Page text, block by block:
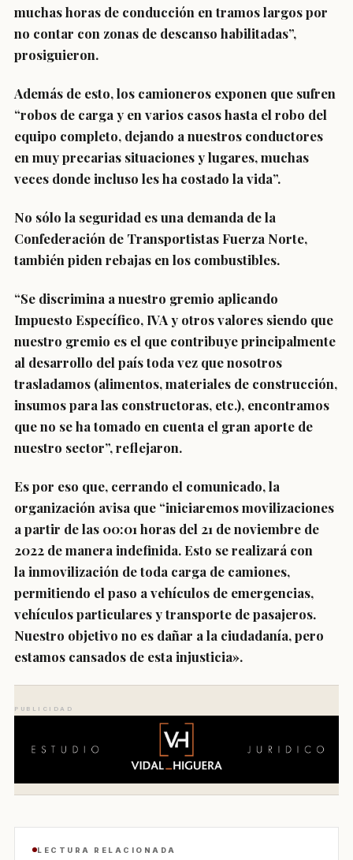
muchas horas de conducción en tramos largos por
no contar con zonas de descanso habilitadas”,
prosiguieron.
Además de esto, los camioneros exponen que sufren
“robos de carga y en varios casos hasta el robo del
equipo completo, dejando a nuestros conductores
en muy precarias situaciones y lugares, muchas
veces donde incluso les ha costado la vida”.
No sólo la seguridad es una demanda de la
Confederación de Transportistas Fuerza Norte,
también piden rebajas en los combustibles.
“Se discrimina a nuestro gremio aplicando
Impuesto Específico, IVA y otros valores siendo que
nuestro gremio es el que contribuye principalmente
al desarrollo del país toda vez que nosotros
trasladamos (alimentos, materiales de construcción,
insumos para las constructoras, etc.), encontramos
queno se ha tomado en cuenta el gran aporte de
nuestro sector”, reflejaron.
Es por eso que, cerrando el comunicado, la
organización avisa que “iniciaremos movilizaciones
a partir de las 00:01 horas del 21 de noviembre de
2022 de manera indefinida. Esto se realizará con
la inmovilización de toda carga de camiones,
permitiendo el paso a vehículos de emergencias,
vehículos particulares y transporte de pasajeros.
Nuestro objetivo no es dañar a la ciudadanía, pero
estamos cansados de esta injusticia».
PUBLICIDAD
LECTURA RELACIONADA